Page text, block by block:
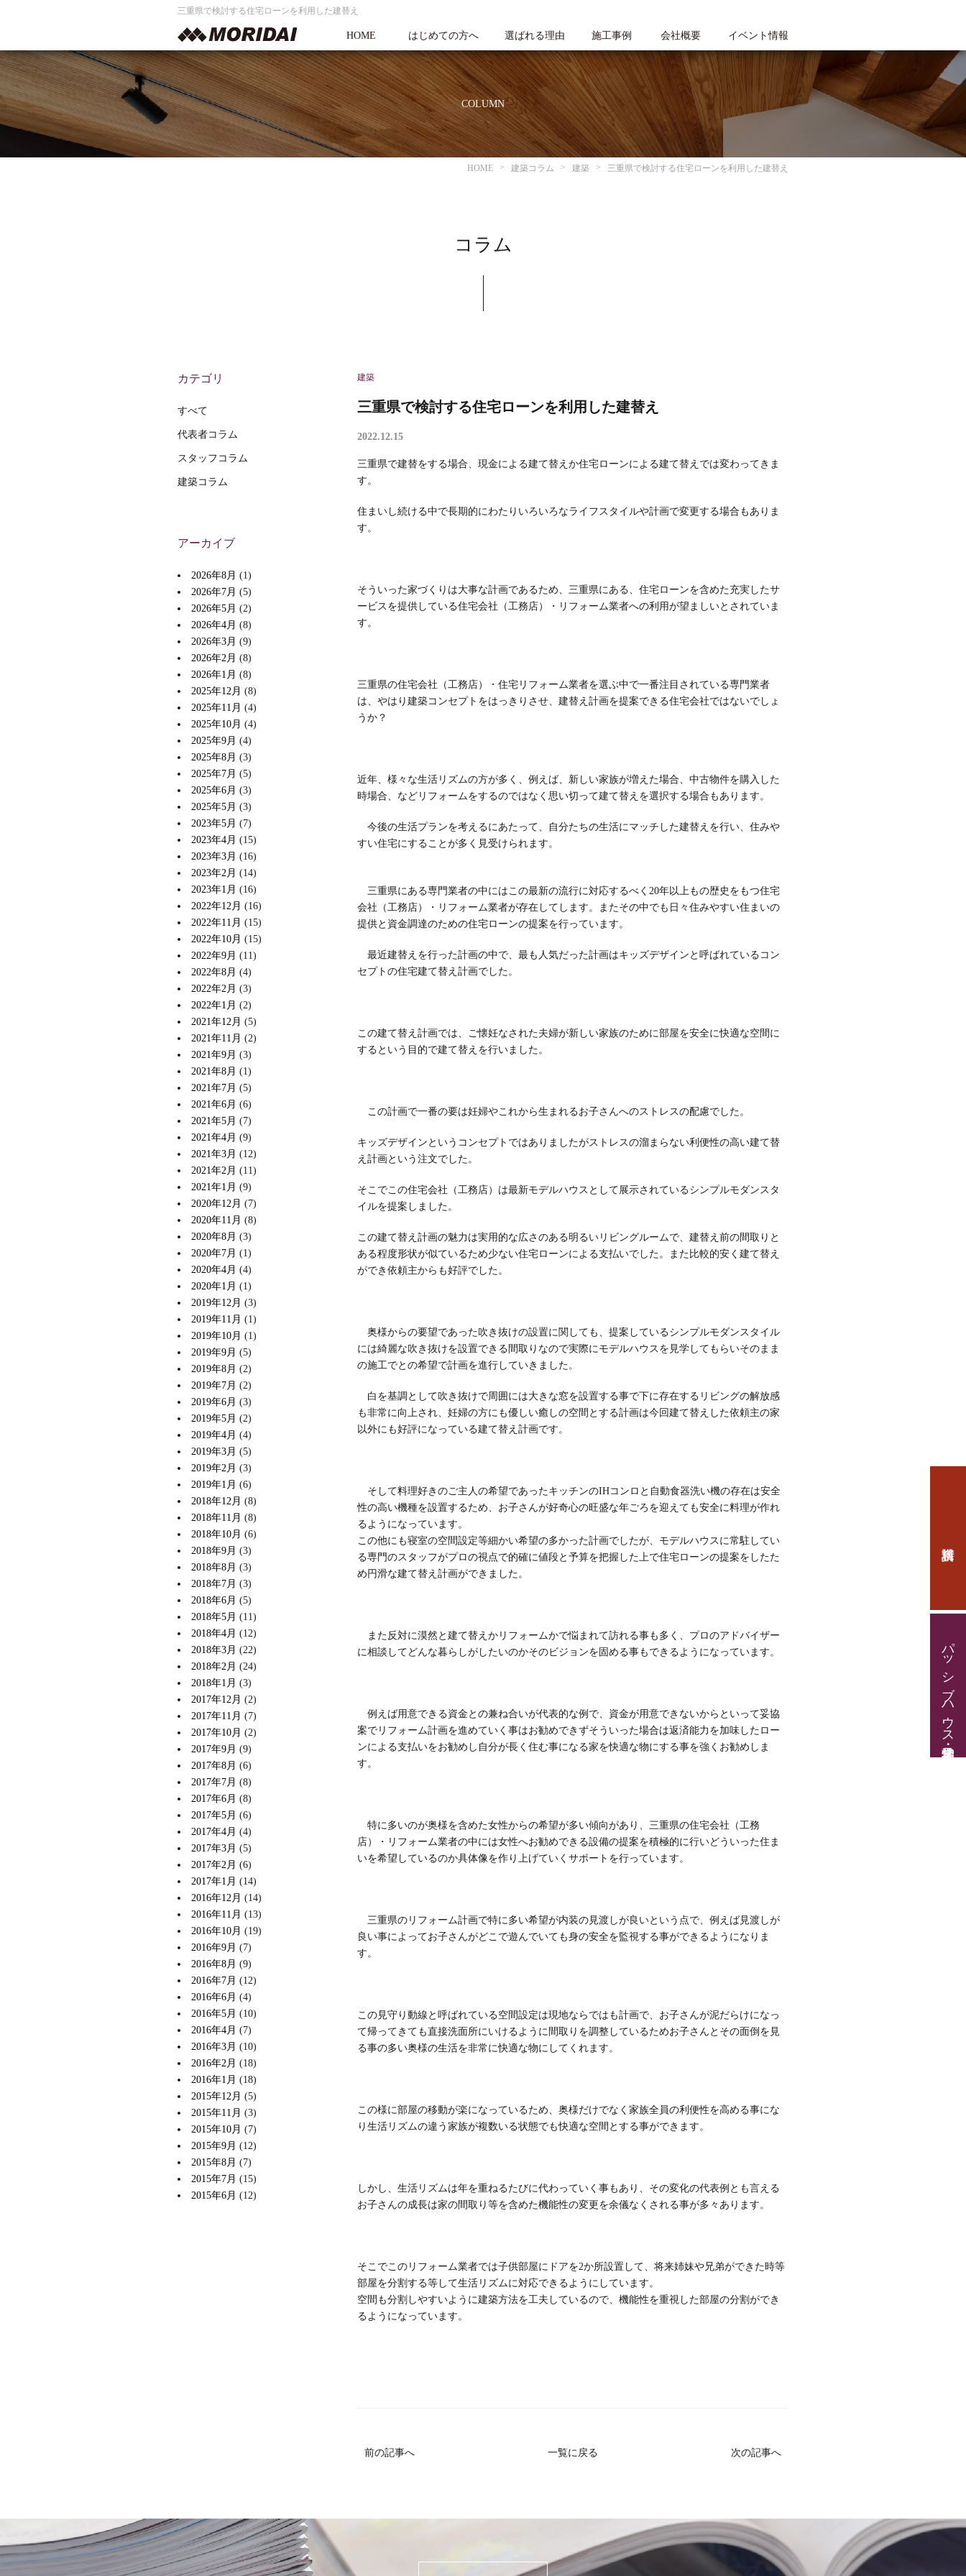
三重県で検討する住宅ローンを利用した建替え
HOME はじめての方へ 選ばれる理由 施工事例 会社概要 イベント情報
COLUMN
HOME 建築コラム 建築 三重県で検討する住宅ローンを利用した建替え
パッシブハウス見学・住宅相談
コラム
建築
三重県で検討する住宅ローンを利用した建替え
2022.12.15
三重県で建替をする場合、現金による建て替えか住宅ローンによる建て替えでは変わってきま
す。
住まいし続ける中で長期的にわたりいろいろなライフスタイルや計画で変更する場合もありま
す。
そういった家づくりは大事な計画であるため、三重県にある、住宅ローンを含めた充実したサ
ービスを提供している住宅会社（工務店）・リフォーム業者への利用が望ましいとされていま
す。
三重県の住宅会社（工務店）・住宅リフォーム業者を選ぶ中で一番注目されている専門業者
は、やはり建築コンセプトをはっきりさせ、建替え計画を提案できる住宅会社ではないでしょ
うか？
近年、様々な生活リズムの方が多く、例えば、新しい家族が増えた場合、中古物件を購入した
時場合、などリフォームをするのではなく思い切って建て替えを選択する場合もあります。
今後の生活プランを考えるにあたって、自分たちの生活にマッチした建替えを行い、住みや
すい住宅にすることが多く見受けられます。
三重県にある専門業者の中にはこの最新の流行に対応するべく20年以上もの歴史をもつ住宅
会社（工務店）・リフォーム業者が存在してします。またその中でも日々住みやすい住まいの
提供と資金調達のための住宅ローンの提案を行っています。
最近建替えを行った計画の中で、最も人気だった計画はキッズデザインと呼ばれているコン
セプトの住宅建て替え計画でした。
この建て替え計画では、ご懐妊なされた夫婦が新しい家族のために部屋を安全に快適な空間に
するという目的で建て替えを行いました。
この計画で一番の要は妊婦やこれから生まれるお子さんへのストレスの配慮でした。
キッズデザインというコンセプトではありましたがストレスの溜まらない利便性の高い建て替
え計画という注文でした。
そこでこの住宅会社（工務店）は最新モデルハウスとして展示されているシンプルモダンスタ
イルを提案しました。
この建て替え計画の魅力は実用的な広さのある明るいリビングルームで、建替え前の間取りと
ある程度形状が似ているため少ない住宅ローンによる支払いでした。また比較的安く建て替え
ができ依頼主からも好評でした。
奥様からの要望であった吹き抜けの設置に関しても、提案しているシンプルモダンスタイル
には綺麗な吹き抜けを設置できる間取りなので実際にモデルハウスを見学してもらいそのまま
の施工でとの希望で計画を進行していきました。
白を基調として吹き抜けで周囲には大きな窓を設置する事で下に存在するリビングの解放感
も非常に向上され、妊婦の方にも優しい癒しの空間とする計画は今回建て替えした依頼主の家
以外にも好評になっている建て替え計画です。
そして料理好きのご主人の希望であったキッチンのIHコンロと自動食器洗い機の存在は安全
性の高い機種を設置するため、お子さんが好奇心の旺盛な年ごろを迎えても安全に料理が作れ
るようになっています。
この他にも寝室の空間設定等細かい希望の多かった計画でしたが、モデルハウスに常駐してい
る専門のスタッフがプロの視点で的確に値段と予算を把握した上で住宅ローンの提案をしたた
め円滑な建て替え計画ができました。
また反対に漠然と建て替えかリフォームかで悩まれて訪れる事も多く、プロのアドバイザー
に相談してどんな暮らしがしたいのかそのビジョンを固める事もできるようになっています。
例えば用意できる資金との兼ね合いが代表的な例で、資金が用意できないからといって妥協
案でリフォーム計画を進めていく事はお勧めできずそういった場合は返済能力を加味したロー
ンによる支払いをお勧めし自分が長く住む事になる家を快適な物にする事を強くお勧めしま
す。
特に多いのが奥様を含めた女性からの希望が多い傾向があり、三重県の住宅会社（工務
店）・リフォーム業者の中には女性へお勧めできる設備の提案を積極的に行いどういった住ま
いを希望しているのか具体像を作り上げていくサポートを行っています。
三重県のリフォーム計画で特に多い希望が内装の見渡しが良いという点で、例えば見渡しが
良い事によってお子さんがどこで遊んでいても身の安全を監視する事ができるようになりま
す。
この見守り動線と呼ばれている空間設定は現地ならではも計画で、お子さんが泥だらけになっ
て帰ってきても直接洗面所にいけるように間取りを調整しているためお子さんとその面倒を見
る事の多い奥様の生活を非常に快適な物にしてくれます。
この様に部屋の移動が楽になっているため、奥様だけでなく家族全員の利便性を高める事にな
り生活リズムの違う家族が複数いる状態でも快適な空間とする事ができます。
しかし、生活リズムは年を重ねるたびに代わっていく事もあり、その変化の代表例とも言える
お子さんの成長は家の間取り等を含めた機能性の変更を余儀なくされる事が多々あります。
そこでこのリフォーム業者では子供部屋にドアを2か所設置して、将来姉妹や兄弟ができた時等
部屋を分割する等して生活リズムに対応できるようにしています。
空間も分割しやすいように建築方法を工夫しているので、機能性を重視した部屋の分割ができ
るようになっています。
前の記事へ 一覧に戻る 次の記事へ
カテゴリ
すべて
代表者コラム
スタッフコラム
建築コラム
アーカイブ
2026年8月 (1)
2026年7月 (5)
2026年5月 (2)
2026年4月 (8)
2026年3月 (9)
2026年2月 (8)
2026年1月 (8)
2025年12月 (8)
2025年11月 (4)
2025年10月 (4)
2025年9月 (4)
2025年8月 (3)
2025年7月 (5)
2025年6月 (3)
2025年5月 (3)
2023年5月 (7)
2023年4月 (15)
2023年3月 (16)
2023年2月 (14)
2023年1月 (16)
2022年12月 (16)
2022年11月 (15)
2022年10月 (15)
2022年9月 (11)
2022年8月 (4)
2022年2月 (3)
2022年1月 (2)
2021年12月 (5)
2021年11月 (2)
2021年9月 (3)
2021年8月 (1)
2021年7月 (5)
2021年6月 (6)
2021年5月 (7)
2021年4月 (9)
2021年3月 (12)
2021年2月 (11)
2021年1月 (9)
2020年12月 (7)
2020年11月 (8)
2020年8月 (3)
2020年7月 (1)
2020年4月 (4)
2020年1月 (1)
2019年12月 (3)
2019年11月 (1)
2019年10月 (1)
2019年9月 (5)
2019年8月 (2)
2019年7月 (2)
2019年6月 (3)
2019年5月 (2)
2019年4月 (4)
2019年3月 (5)
2019年2月 (3)
2019年1月 (6)
2018年12月 (8)
2018年11月 (8)
2018年10月 (6)
2018年9月 (3)
2018年8月 (3)
2018年7月 (3)
2018年6月 (5)
2018年5月 (11)
2018年4月 (12)
2018年3月 (22)
2018年2月 (24)
2018年1月 (3)
2017年12月 (2)
2017年11月 (7)
2017年10月 (2)
2017年9月 (9)
2017年8月 (6)
2017年7月 (8)
2017年6月 (8)
2017年5月 (6)
2017年4月 (4)
2017年3月 (5)
2017年2月 (6)
2017年1月 (14)
2016年12月 (14)
2016年11月 (13)
2016年10月 (19)
2016年9月 (7)
2016年8月 (9)
2016年7月 (12)
2016年6月 (4)
2016年5月 (10)
2016年4月 (7)
2016年3月 (10)
2016年2月 (18)
2016年1月 (18)
2015年12月 (5)
2015年11月 (3)
2015年10月 (7)
2015年9月 (12)
2015年8月 (7)
2015年7月 (15)
2015年6月 (12)